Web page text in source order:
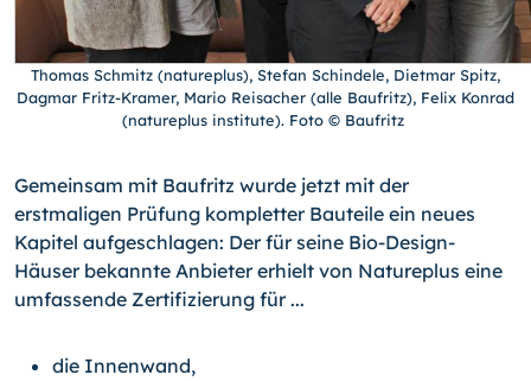
Thomas Schmitz (natureplus), Stefan Schindele, Dietmar Spitz,
Dagmar Fritz-Kramer, Mario Reisacher (alle Baufritz), Felix Konrad
(natureplus institute). Foto © Baufritz
Gemeinsam mit Baufritz wurde jetzt mit der
erstmaligen Prüfung kompletter Bauteile ein neues
Kapitel aufgeschlagen: Der für seine Bio-Design-
Häuser bekannte Anbieter erhielt von Natureplus eine
umfassende Zertifizierung für ...
die Innenwand,